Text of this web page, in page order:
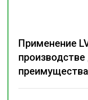
Применение